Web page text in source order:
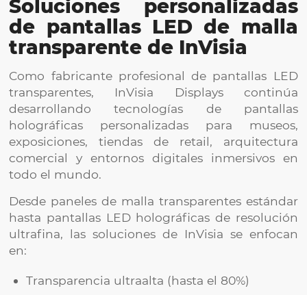
Soluciones personalizadas
de pantallas LED de malla
transparente de InVisia
Como fabricante profesional de pantallas LED
transparentes, InVisia Displays continúa
desarrollando tecnologías de pantallas
holográficas personalizadas para museos,
exposiciones, tiendas de retail, arquitectura
comercial y entornos digitales inmersivos en
todo el mundo.
Desde paneles de malla transparentes estándar
hasta pantallas LED holográficas de resolución
ultrafina, las soluciones de InVisia se enfocan
en:
Transparencia ultraalta (hasta el 80%)